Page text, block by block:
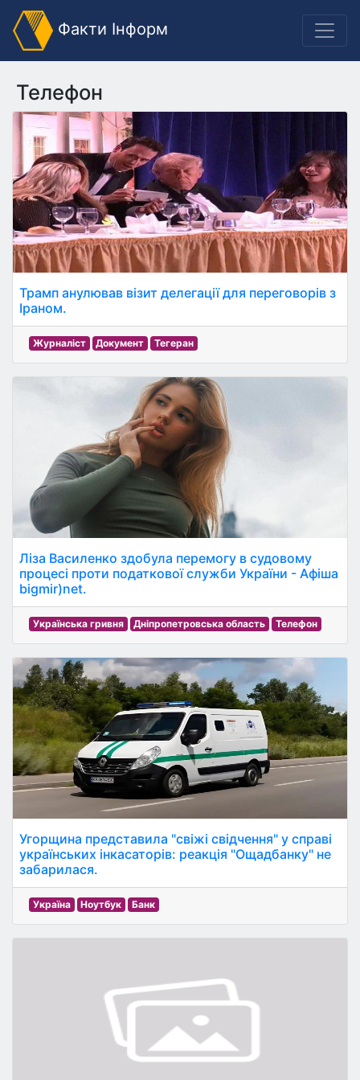
Факти Інформ
Телефон
Трамп анулював візит делегації для переговорів з
Іраном.
Журналіст Документ Тегеран
Ліза Василенко здобула перемогу в судовому
процесі проти податкової служби України - Афіша
bigmir)net.
Українська гривня Дніпропетровська область Телефон
Угорщина представила "свіжі свідчення" у справі
українських інкасаторів: реакція "Ощадбанку" не
забарилася.
Україна Ноутбук Банк